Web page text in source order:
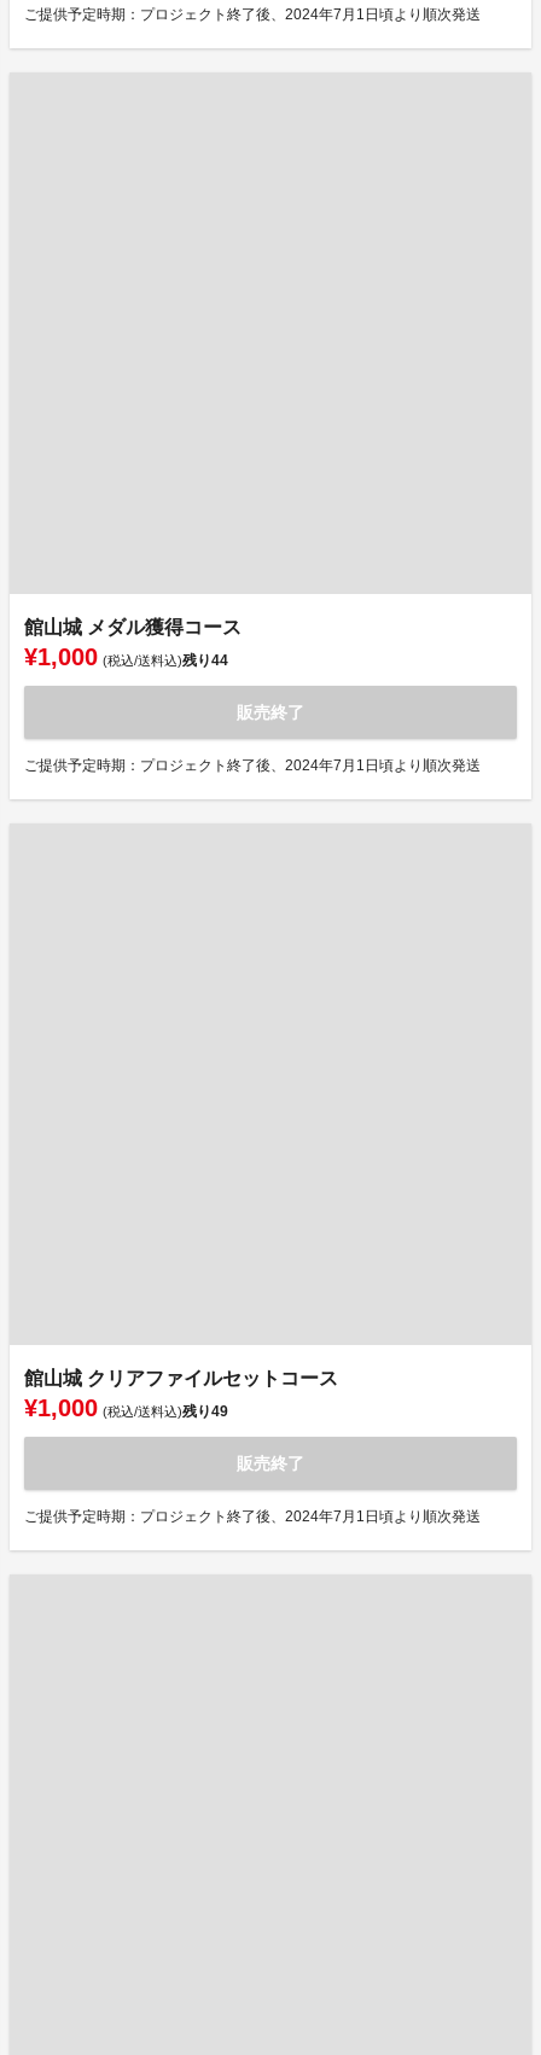
ご提供予定時期：プロジェクト終了後、2024年7月1日頃より順次発送
館山城 メダル獲得コース
¥1,000 (税込/送料込)残り44
販売終了
ご提供予定時期：プロジェクト終了後、2024年7月1日頃より順次発送
館山城 クリアファイルセットコース
¥1,000 (税込/送料込)残り49
販売終了
ご提供予定時期：プロジェクト終了後、2024年7月1日頃より順次発送